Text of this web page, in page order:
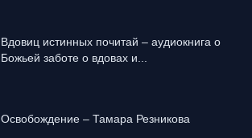
Вдовиц истинных почитай – аудиокнига о
Божьей заботе о вдовах и...
Освобождение – Тамара Резникова